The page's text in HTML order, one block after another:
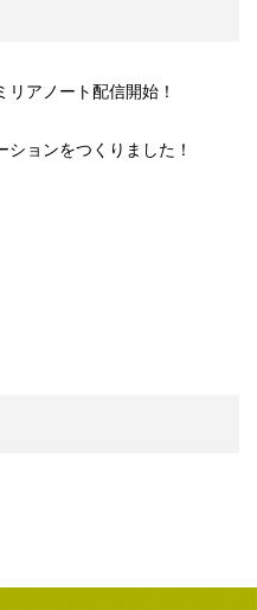
アノート配信開始！
ョンをつくりました！